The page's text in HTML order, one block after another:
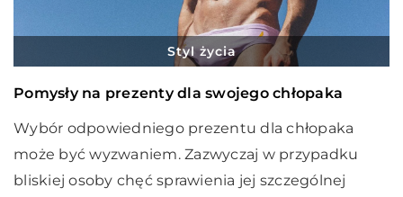
Styl życia
Pomysły na prezenty dla swojego chłopaka
Wybór odpowiedniego prezentu dla chłopaka
może być wyzwaniem. Zazwyczaj w przypadku
bliskiej osoby chęć sprawienia jej szczególnej